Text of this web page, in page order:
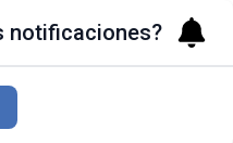
notificaciones?